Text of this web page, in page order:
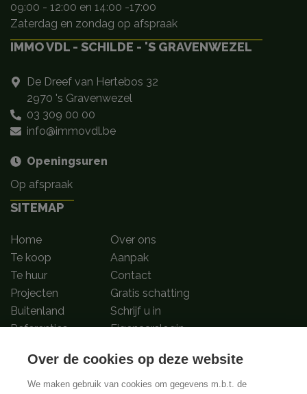
09:00 - 12:00 en 14:00 -17:00
Zaterdag en zondag op afspraak
IMMO VDL - SCHILDE - 'S GRAVENWEZEL
De Dreef van Hertebos 32
2970 's Gravenwezel
03 309 00 00
info@immovdl.be
Openingsuren
Op afspraak
SITEMAP
Home
Te koop
Te huur
Projecten
Buitenland
Referenties
Over ons
Aanpak
Contact
Gratis schatting
Schrijf u in
Eigenaarslogin
Volg ons op
Over de cookies op deze website
We maken gebruik van cookies om gegevens m.b.t. de